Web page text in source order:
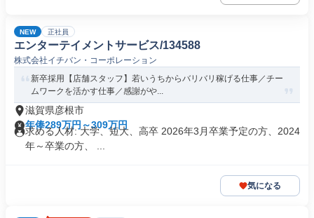
NEW 正社員
エンターテイメントサービス/134588
株式会社イチバン・コーポレーション
新卒採用【店舗スタッフ】若いうちからバリバリ稼げる仕事／チー
ムワークを活かす仕事／感謝がや...
滋賀県彦根市
年俸289万円～309万円
求める人材: 大学、短大、高卒 2026年3月卒業予定の方、2024
年～卒業の方、 ...
気になる